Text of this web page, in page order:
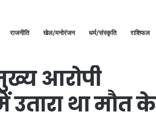
राजनीति खेल/मनोरंजन धर्म/संस्कृति राशिफल
था मौत के घाट
मुख्य आरोपी
था मौत के